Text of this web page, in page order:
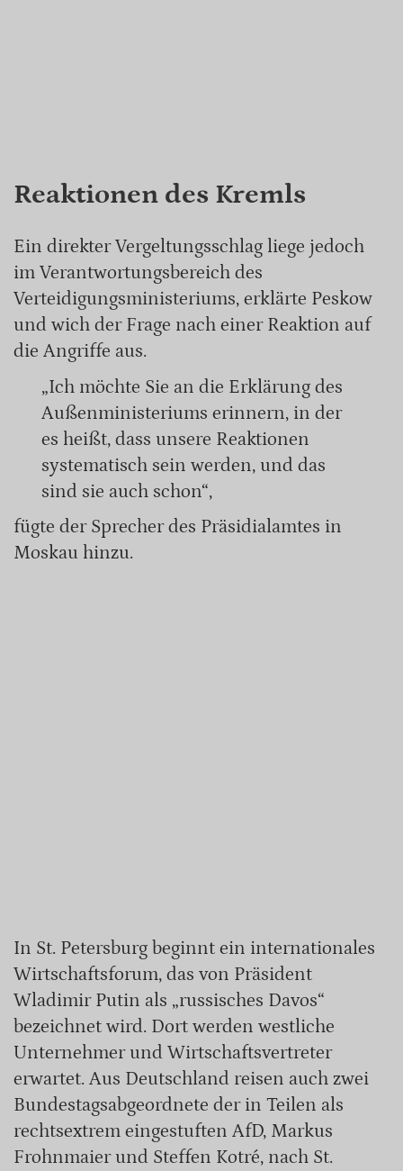
Reaktionen des Kremls
Ein direkter Vergeltungsschlag liege jedoch
im Verantwortungsbereich des
Verteidigungsministeriums, erklärte Peskow
und wich der Frage nach einer Reaktion auf
die Angriffe aus.
„Ich möchte Sie an die Erklärung des
Außenministeriums erinnern, in der
es heißt, dass unsere Reaktionen
systematisch sein werden, und das
sind sie auch schon“,
fügte der Sprecher des Präsidialamtes in
Moskau hinzu.
In St. Petersburg beginnt ein internationales
Wirtschaftsforum, das von Präsident
Wladimir Putin als „russisches Davos“
bezeichnet wird. Dort werden westliche
Unternehmer und Wirtschaftsvertreter
erwartet. Aus Deutschland reisen auch zwei
Bundestagsabgeordnete der in Teilen als
rechtsextrem eingestuften AfD, Markus
Frohnmaier und Steffen Kotré, nach St.